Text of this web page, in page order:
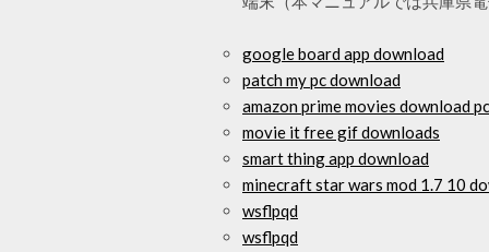
google board app download
patch my pc download
amazon prime movies download pc
movie it free gif downloads
smart thing app download
minecraft star wars mod 1.7 10
wsflpqd
wsflpqd